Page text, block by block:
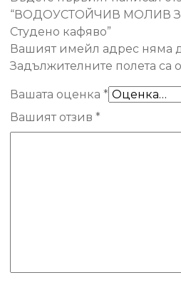
“ВОДОУСТОЙЧИВ МОЛИВ
Студено кафяво”
Вашият имейл адрес няма
Задължителните полета са
Вашата оценка *
Вашият отзив *